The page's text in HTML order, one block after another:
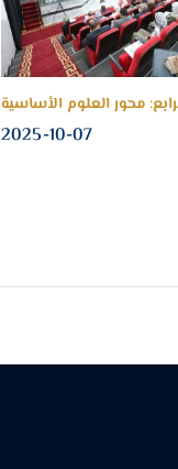
2025-10-07